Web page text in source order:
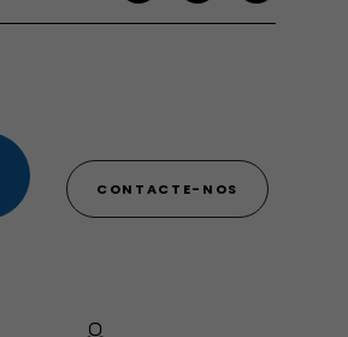
CONTACTE-NOS